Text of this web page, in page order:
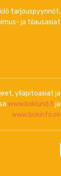
tarjouspyynnöt,
ja tilausasiat
ylläpitoasiat ja
www.boklund.fi ja
www.bokinfo.se